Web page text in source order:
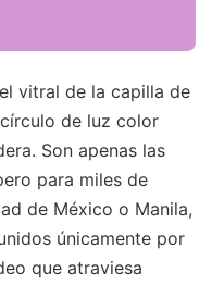
vitral de la capilla de
de luz color
Son apenas las
para miles de
de México o Manila,
únicamente por
que atraviesa